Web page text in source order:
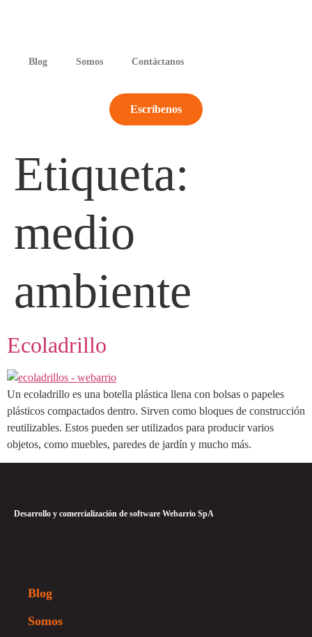
Blog Somos Contáctanos
Escríbenos
Etiqueta:
medio
ambiente
Ecoladrillo
Un ecoladrillo es una botella plástica llena con bolsas o papeles
plásticos compactados dentro. Sirven como bloques de construcción
reutilizables. Estos pueden ser utilizados para producir varios
objetos, como muebles, paredes de jardín y mucho más.
Desarrollo y comercialización de software Webarrio SpA
Blog
Somos